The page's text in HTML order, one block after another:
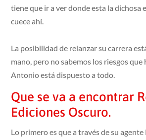
tiene que ir a ver donde esta la dichosa
cuece ahí.
La posibilidad de relanzar su carrera
mano, pero no sabemos los riesgos que
Antonio está dispuesto a todo.
Que se va a encontrar
Ediciones Oscuro.
Lo primero es que a través de su